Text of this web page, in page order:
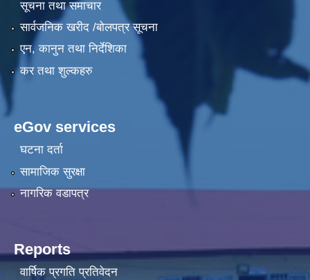
सूचना तथा समाचार
सार्वजनिक खरीद /बोलपत्र सूचना
एन, कानुन तथा निर्देशिका
कर तथा शुल्कहरु
eGov services
घटना दर्ता
सामाजिक सुरक्षा
नागरिक वडापत्र
Reports
वार्षिक प्रगति प्रतिवेदन